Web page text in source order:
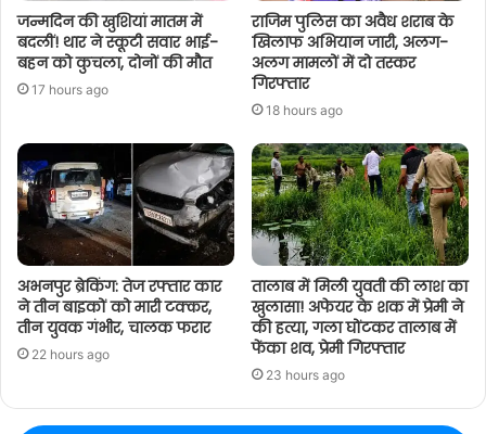
जन्मदिन की खुशियां मातम में
बदलीं! थार ने स्कूटी सवार भाई-
बहन को कुचला, दोनों की मौत
17 hours ago
राजिम पुलिस का अवैध शराब के
खिलाफ अभियान जारी, अलग-
अलग मामलों में दो तस्कर
गिरफ्तार
18 hours ago
अभनपुर ब्रेकिंग: तेज रफ्तार कार
ने तीन बाइकों को मारी टक्कर,
तीन युवक गंभीर, चालक फरार
22 hours ago
तालाब में मिली युवती की लाश का
खुलासा! अफेयर के शक में प्रेमी ने
की हत्या, गला घोंटकर तालाब में
फेंका शव, प्रेमी गिरफ्तार
23 hours ago